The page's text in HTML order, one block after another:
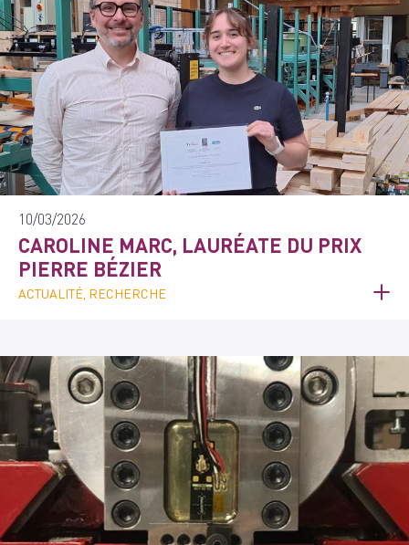
10/03/2026
CAROLINE MARC, LAURÉATE DU PRIX
PIERRE BÉZIER
ACTUALITÉ, RECHERCHE